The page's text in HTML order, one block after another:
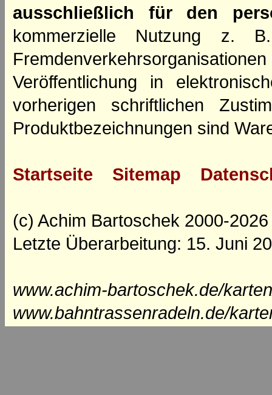
ausschließlich für den
kommerzielle Nutzung z.
Veröffentlichung in
vorherigen schriftlichen
Produktbezeichnungen sind
Startseite Sitemap
(c) Achim Bartoschek 2000-2026
Letzte Überarbeitung: 15. Juni
www.achim-bartoschek.de/
www.bahntrassenradeln.de/